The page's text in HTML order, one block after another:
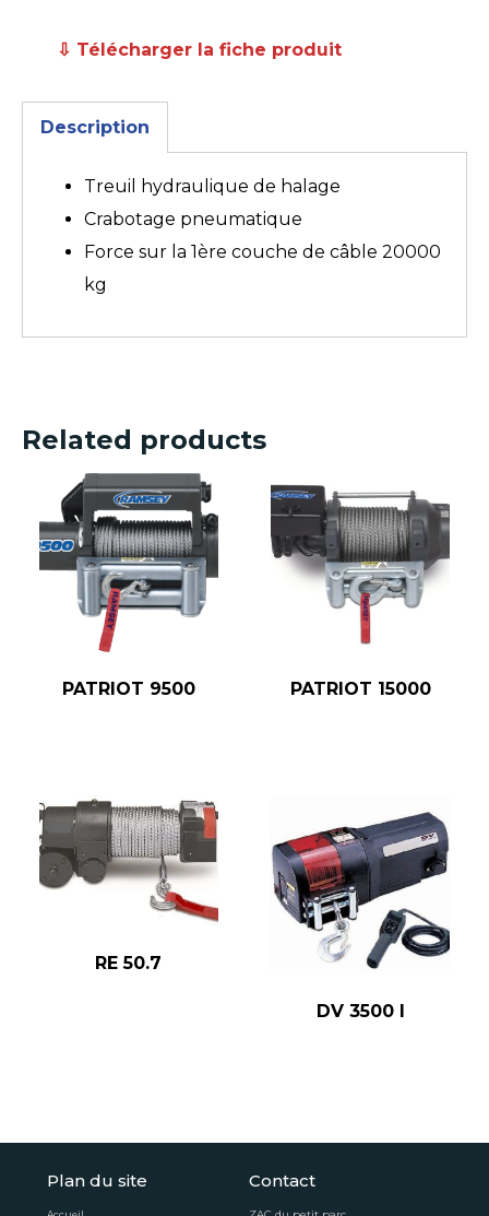
⇩ Télécharger la fiche produit
Description
Treuil hydraulique de halage
Crabotage pneumatique
Force sur la 1ère couche de câble 20000
kg
Related products
PATRIOT 9500 PATRIOT 15000
RE 50.7
DV 3500 I
Plan du site Contact